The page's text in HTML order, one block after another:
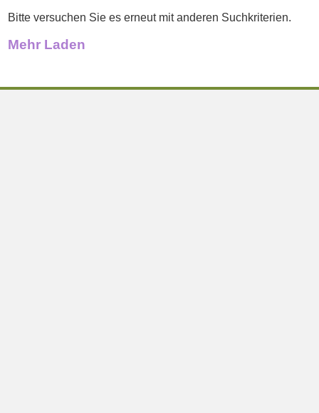
Bitte versuchen Sie es erneut mit anderen Suchkriterien.
Mehr Laden